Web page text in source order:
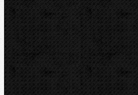
Kód zboží:70152
Značka:
ROTHENBERGER
Popis
Soubory/Odkazy
Videa
Zařazení
Komentáře (0)